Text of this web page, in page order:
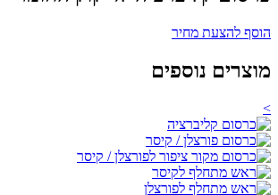
הוסף להצעת מחיר
מוצרים נוספים
>